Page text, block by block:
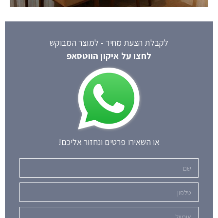
לקבלת הצעת מחיר - למוצר המבוקש
לחצו על איקון הווטסאפ
או השאירו פרטים ונחזור אליכם!
שם
טלפון